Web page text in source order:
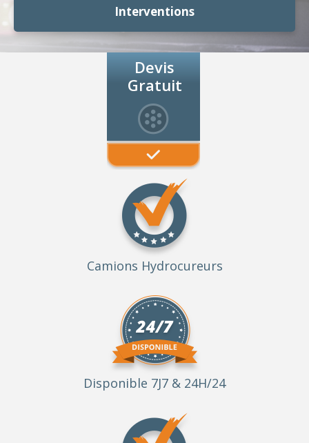
Interventions
Devis
Gratuit
Camions Hydrocureurs
Disponible 7J7 & 24H/24